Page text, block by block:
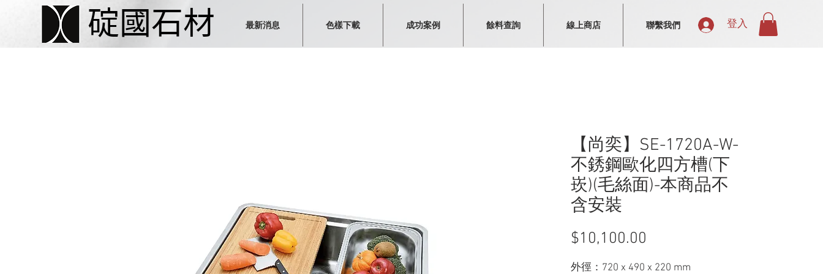
碇國石材 最新消息 色樣下載 成功案例 餘料查詢 線上商店 聯繫我們 登入
【尚奕】SE-1720A-W-
不銹鋼歐化四方槽(下
崁)(毛絲面)-本商品不
含安裝
$10,100.00
格
外徑：720 x 490 x 220 mm